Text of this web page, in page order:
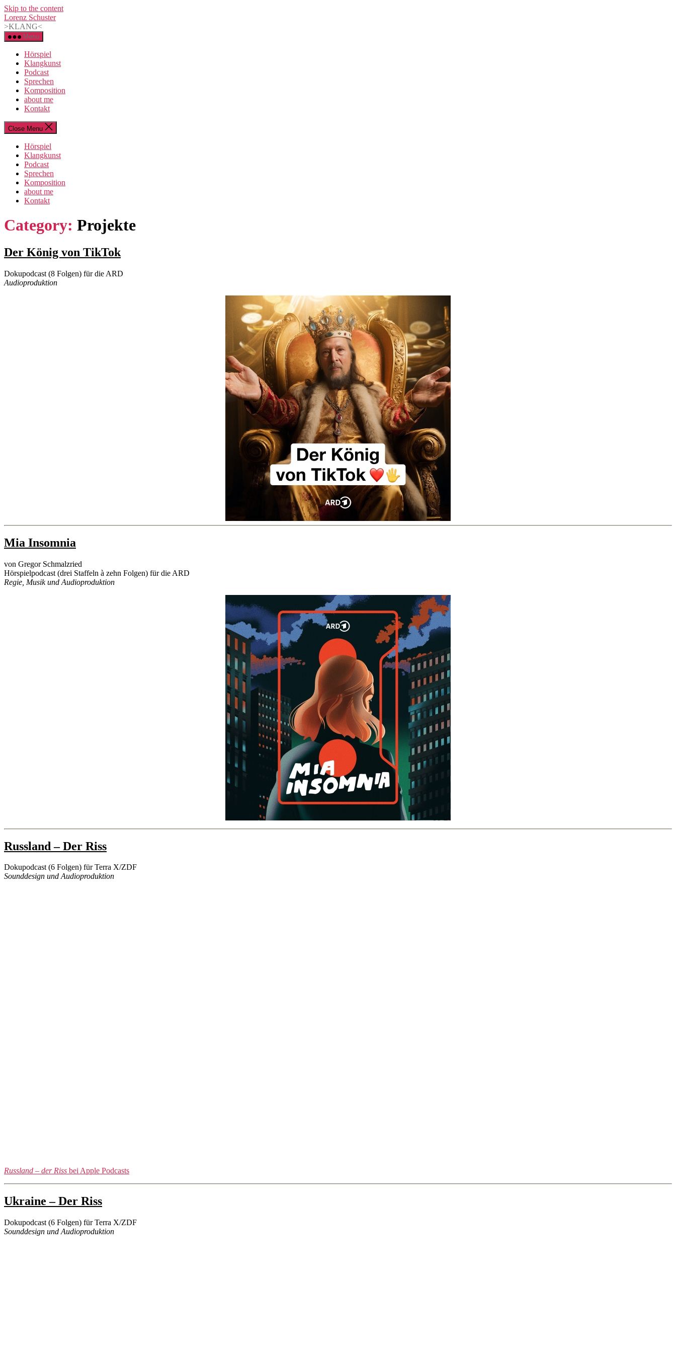
Skip to the content
Lorenz Schuster
>KLANG<
Menu
Hörspiel
Klangkunst
Podcast
Sprechen
Komposition
about me
Kontakt
Close Menu
Hörspiel
Klangkunst
Podcast
Sprechen
Komposition
about me
Kontakt
Category: Projekte
Categories
Podcast
Der König von TikTok
Post
author
Post
date
Dokupodcast (8 Folgen) für die ARD
Audioproduktion
Categories
Hörspiel
Mia Insomnia
Post
author
Post
date
von Gregor Schmalzried
Hörspielpodcast (drei Staffeln à zehn Folgen) für die ARD
Regie, Musik und Audioproduktion
Hörspiel
Categories
Podcast
Russland – Der Riss
Post
author
Post
date
Dokupodcast (6 Folgen) für Terra X/ZDF
Sounddesign und Audioproduktion
Russland – der Riss bei Apple Podcasts
Categories
Podcast
Ukraine – Der Riss
Post
author
Post
date
Dokupodcast (6 Folgen) für Terra X/ZDF
Sounddesign und Audioproduktion